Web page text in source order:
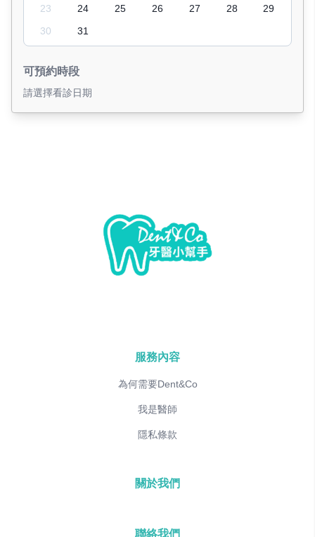
23
24 25 26 27 28
29
30
31
可預約時段
請選擇看診日期
服務內容
為何需要Dent&Co
我是醫師
隱私條款
關於我們
聯絡我們